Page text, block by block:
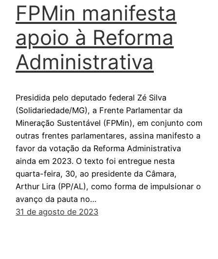
FPMin manifesta
apoio à Reforma
Administrativa
Presidida pelo deputado federal Zé Silva
(Solidariedade/MG), a Frente Parlamentar da
Mineração Sustentável (FPMin), em conjunto com
outras frentes parlamentares, assina manifesto a
favor da votação da Reforma Administrativa
ainda em 2023. O texto foi entregue nesta
quarta-feira, 30, ao presidente da Câmara,
Arthur Lira (PP/AL), como forma de impulsionar o
avanço da pauta no…
31 de agosto de 2023